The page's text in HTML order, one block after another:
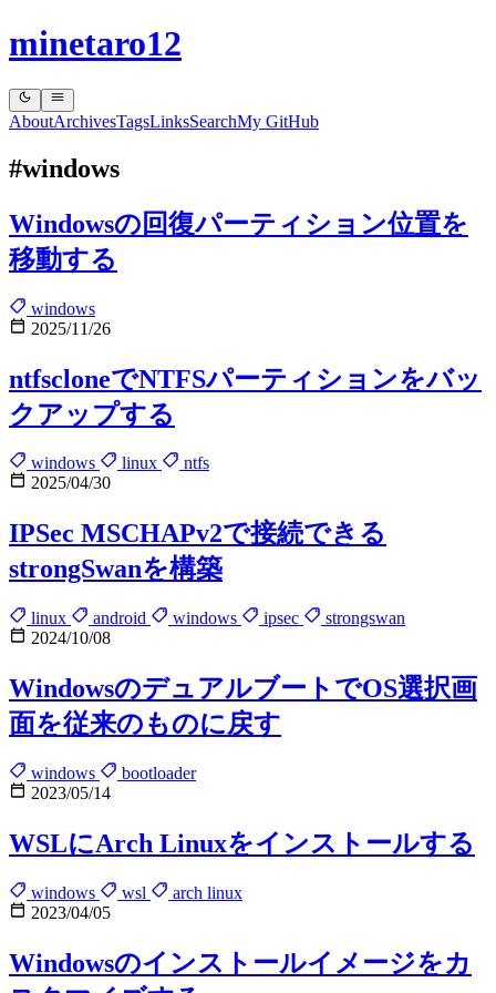
minetaro12
AboutArchivesTagsLinksSearchMy GitHub
#windows
Windowsの回復パーティション位置を
移動する
windows
2025/11/26
ntfscloneでNTFSパーティションをバッ
クアップする
windows linux
ntfs
2025/04/30
IPSec MSCHAPv2で接続できる
strongSwanを構築
linux android windows ipsec
strongswan
2024/10/08
WindowsのデュアルブートでOS選択画
面を従来のものに戻す
windows
bootloader
2023/05/14
WSLにArch Linuxをインストールする
windows wsl
arch linux
2023/04/05
Windowsのインストールイメージをカ